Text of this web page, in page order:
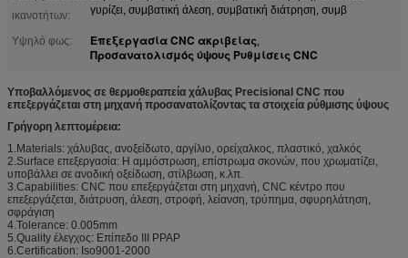
ικανοτήτων:
γυρίζει, συμβατική άλεση, συμβατική διάτρηση, συμβ
Υψηλό φως: Επεξεργασία CNC ακριβείας,
Προσανατολισμός ύψους Ρυθμίσεις CNC
Υποβαλλόμενος σε θερμοθεραπεία χάλυβας Precisional CNC που
επεξεργάζεται στη μηχανή προσανατολίζοντας τα στοιχεία ρύθμισης ύψους
Γρήγορη λεπτομέρεια:
1.Materials: χάλυβας, ανοξείδωτο, αργίλιο, ορείχαλκος, πλαστικό, χαλκός
2.Surface επεξεργασία: Η αμμόστρωση, επίστρωμα σκονών, που χρωματίζει,
υποβάλλει σε ανοδική οξείδωση, στίλβωση, κ.λπ.
3.Capabilities: CNC που επεξεργάζεται στη μηχανή, CNC κέντρο που
επεξεργάζεται, διάτρυση, άλεση, στροφή, λείανση, τρύπημα, σφυρηλάτηση,
σφράγιση
4.Tolerance: 0.005mm
5.Quality έλεγχος: Επίπεδο ΙΙΙ PPAP
6.Certification: Iso9001-2000